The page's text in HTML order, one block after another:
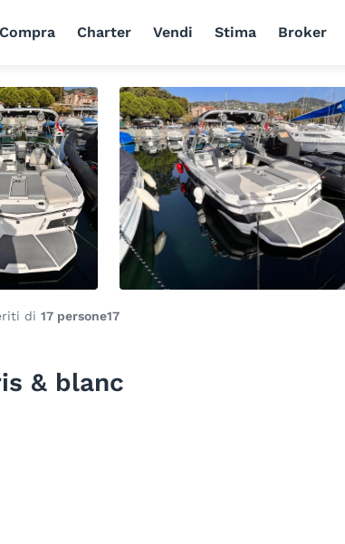
Compra Charter Vendi Stima Broker
di 17 persone17
& blanc